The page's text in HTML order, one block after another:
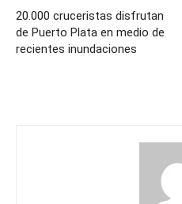
20.000 cruceristas disfrutan
de Puerto Plata en medio de
recientes inundaciones